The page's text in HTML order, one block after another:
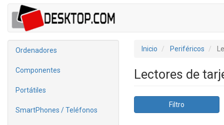
Ordenadores
Componentes
Portátiles
SmartPhones / Teléfonos
Inicio Periféricos
Lectores de
Filtro